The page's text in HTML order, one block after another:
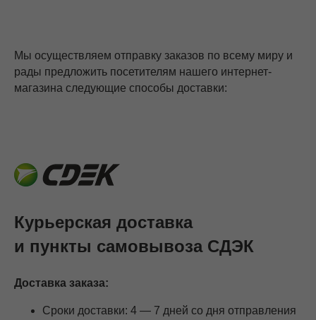
Мы осуществляем отправку заказов по всему миру и
рады предложить посетителям нашего интернет-
магазина следующие способы доставки:
Курьерская доставка
и пункты самовывоза СДЭК
Доставка заказа:
Сроки доставки: 4 — 7 дней со дня отправления